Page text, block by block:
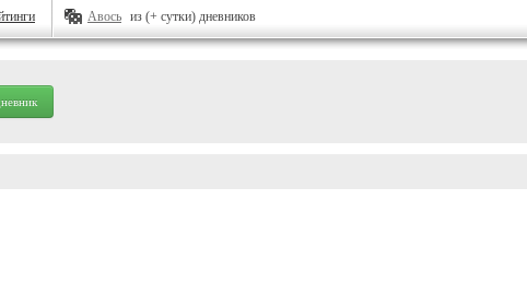
Авось из (+ сутки) дневников